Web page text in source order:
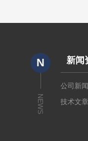
N
NEWS
新闻
公司新
技术文